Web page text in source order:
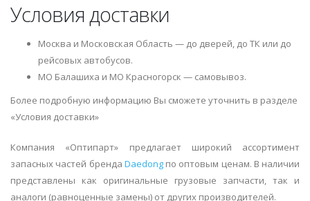
Условия доставки
Москва и Московская Область — до дверей, до ТК или до
рейсовых автобусов.
МО Балашиха и МО Красногорск — самовывоз.
Более подробную информацию Вы сможете уточнить в разделе
«Условия доставки»
Компания «Оптипарт» предлагает широкий ассортимент
запасных частей бренда Daedongпо оптовым ценам. В наличии
представлены как оригинальные грузовые запчасти, так и
аналоги (равноценные замены) от других производителей.